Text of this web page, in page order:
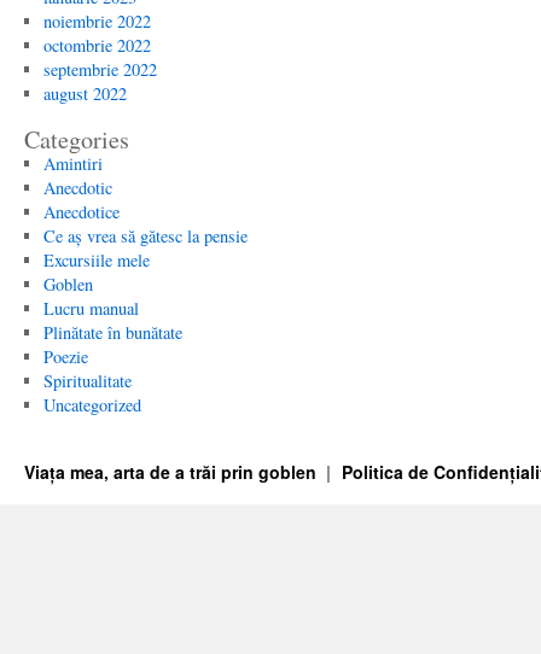
noiembrie 2022
octombrie 2022
septembrie 2022
august 2022
Categories
Amintiri
Anecdotic
Anecdotice
Ce aș vrea să gătesc la pensie
Excursiile mele
Goblen
Lucru manual
Plinătate în bunătate
Poezie
Spiritualitate
Uncategorized
Viața mea, arta de a trăi prin goblen Politica de